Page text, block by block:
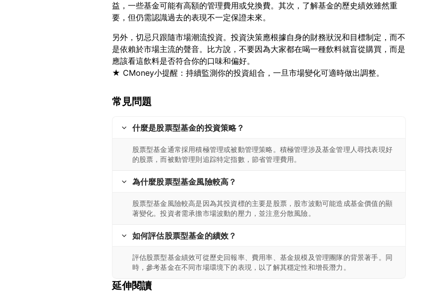
益，一些基金可能有高額的管理費用或兌換費。其次，了解基金的歷史績效雖然重
另外，切忌只跟隨市場潮流投資。投資決策應根據自身的財務狀況和目標制定，而不
是依賴於市場主流的聲音。比方說，不要因為大家都在喝一種飲料就盲從購買，而是
應該看這飲料是否符合你的口味和偏好。
常見問題
什麼是股票型基金的投資策略？
股票型基金通常採用積極管理或被動管理策略。積極管理涉及基金管理人尋找表現好
的股票，而被動管理則追踪特定指數，節省管理費用。
為什麼股票型基金風險較高？
股票型基金風險較高是因為其投資標的主要是股票，股市波動可能造成基金價值的顯
著變化。投資者需承擔市場波動的壓力，並注意分散風險。
如何評估股票型基金的績效？
評估股票型基金績效可從歷史回報率、費用率、基金規模及管理團隊的背景著手。同
時，參考基金在不同市場環境下的表現，以了解其穩定性和增長潛力。
延伸閱讀